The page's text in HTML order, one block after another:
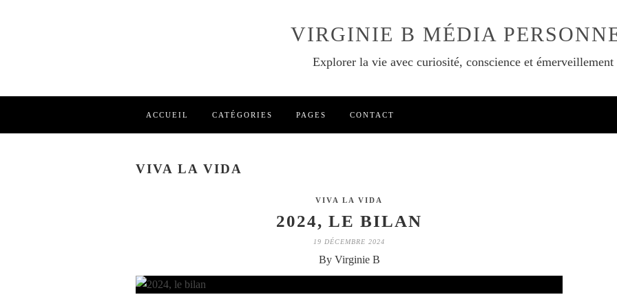
VIRGINIE B MÉDIA
Explorer la vie avec curiosité, conscience et émerveillement
ACCUEIL CATÉGORIES PAGES CONTACT
VIVA LA VIDA
VIVA LA VIDA
2024, LE BILAN
19 DÉCEMBRE 2024
By Virginie B